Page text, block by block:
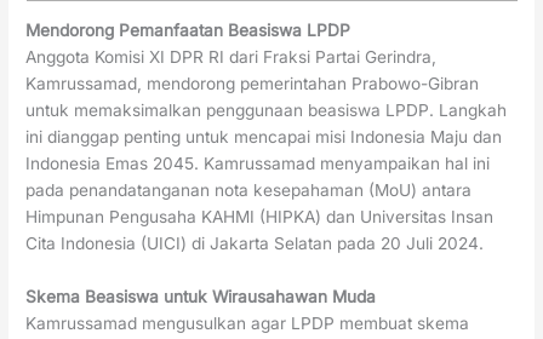
Mendorong Pemanfaatan Beasiswa LPDP
Anggota Komisi XI DPR RI dari Fraksi Partai Gerindra,
Kamrussamad, mendorong pemerintahan Prabowo-Gibran
untuk memaksimalkan penggunaan beasiswa LPDP. Langkah
ini dianggap penting untuk mencapai misi Indonesia Maju dan
Indonesia Emas 2045. Kamrussamad menyampaikan hal ini
pada penandatanganan nota kesepahaman (MoU) antara
Himpunan Pengusaha KAHMI (HIPKA) dan Universitas Insan
Cita Indonesia (UICI) di Jakarta Selatan pada 20 Juli 2024.
Skema Beasiswa untuk Wirausahawan Muda
Kamrussamad mengusulkan agar LPDP membuat skema